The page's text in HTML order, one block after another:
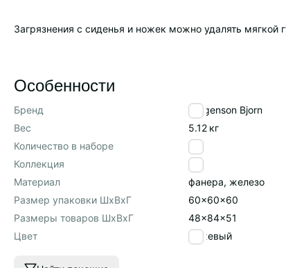
Загрязнения с сиденья и ножек можно удалять
Особенности
Бренд
Bergenson Bjorn
Вес
5.12 кг
Количество в наборе
1
Коллекция
Tilla
Материал
фанера, железо
Размер упаковки ШхВхГ
60x60x60
Размеры товаров ШхВхГ
48x84x51
Цвет
бежевый